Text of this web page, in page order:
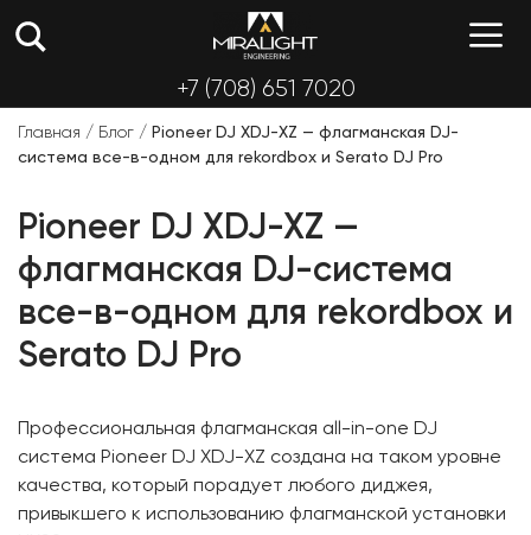
+7 (708) 651 7020
Главная / Блог / Pioneer DJ XDJ-XZ — флагманская DJ-
система все-в-одном для rekordbox и Serato DJ Pro
Pioneer DJ XDJ-XZ —
флагманская DJ-система
все-в-одном для rekordbox и
Serato DJ Pro
Профессиональная флагманская all-in-one DJ
система Pioneer DJ XDJ-XZ создана на таком уровне
качества, который порадует любого диджея,
привыкшего к использованию флагманской установки